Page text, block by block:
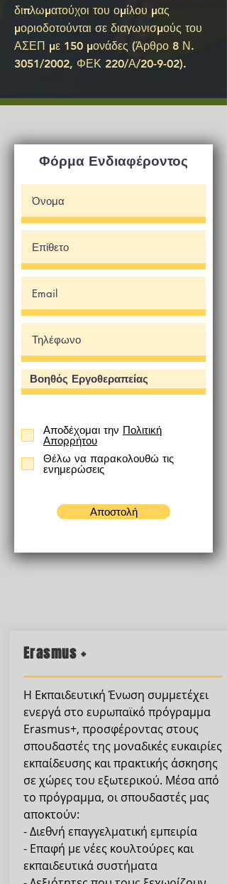
διπλωματούχοι του ομίλου μας
μοριοδοτούνται σε διαγωνισμούς του
ΑΣΕΠ με 150 μονάδες (Άρθρο 8 Ν.
3051/2002, ΦΕΚ 220/Α/20-9-02).
Φόρμα Ενδιαφέροντος
Αποδέχομαι την Πολιτική
Απορρήτου
Θέλω να παρακολουθώ τις
ενημερώσεις
Αποστολή
Erasmus +
Η Εκπαιδευτική Ένωση συμμετέχει
ενεργά στο ευρωπαϊκό πρόγραμμα
Erasmus+, προσφέροντας στους
σπουδαστές της μοναδικές ευκαιρίες
εκπαίδευσης και πρακτικής άσκησης
σε χώρες του εξωτερικού. Μέσα από
το πρόγραμμα, οι σπουδαστές μας
αποκτούν:
- Διεθνή επαγγελματική εμπειρία
- Επαφή με νέες κουλτούρες και
εκπαιδευτικά συστήματα